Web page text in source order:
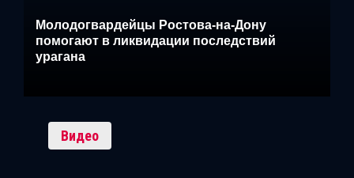
Молодогвардейцы Ростова-на-Дону
помогают в ликвидации последствий
урагана
Видео